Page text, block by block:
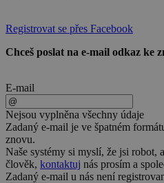
Registrovat se přes Facebook
Chceš poslat na e-mail odkaz ke
E-mail
Nejsou vyplněna všechny údaje
Zadaný e-mail je ve špatném
znovu.
Naše systémy si myslí, že jsi robot,
člověk, kontaktuj nás prosím a
Zadaný e-mail u nás není